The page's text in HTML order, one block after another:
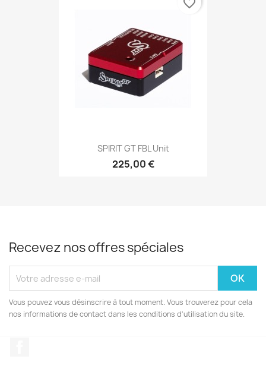
SPIRIT GT FBL Unit
225,00 €
favorite_border
Recevez nos offres spéciales
Vous pouvez vous désinscrire à tout moment. Vous trouverez pour cela
nos informations de contact dans les conditions d'utilisation du site.